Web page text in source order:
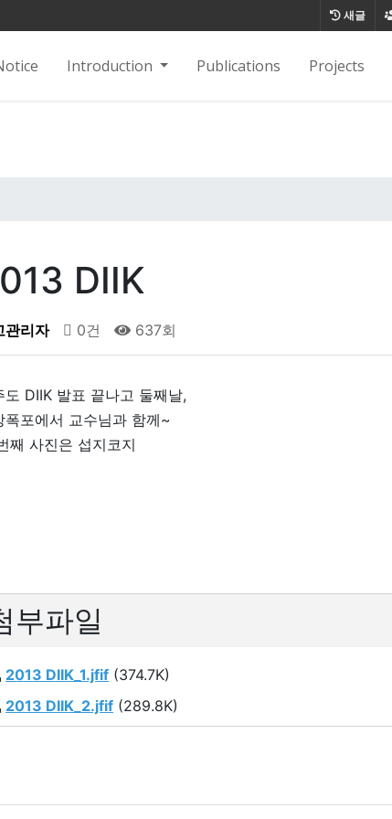
새글
Introduction Publications Projects
DIIK
관리자 0건 637회
도 DIIK 발표 끝나고 둘째날,
폭포에서 교수님과 함께~
째 사진은 섭지코지
부파일
2013 DIIK_1.jfif (374.7K)
2013 DIIK_2.jfif (289.8K)